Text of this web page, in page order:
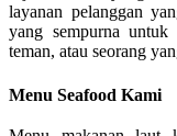
layanan pelanggan
yang sempurna untuk
teman, atau seorang
Menu Seafood Kami